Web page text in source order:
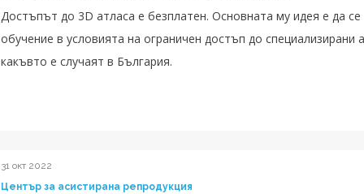
Достъпът до 3D атласа е безплатен. Основната му идея е да се
обучение в условията на ограничен достъп до специализирани
какъвто е случаят в България.
31 окт 2022
Център за асистирана репродукция